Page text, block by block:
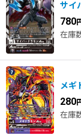
サイ
780
在庫
メギ
280
在庫